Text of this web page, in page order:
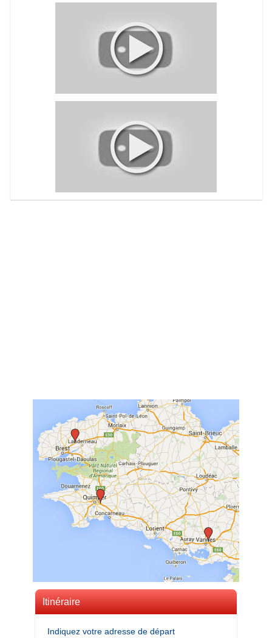
Itinéraire
Indiquez votre adresse de départ